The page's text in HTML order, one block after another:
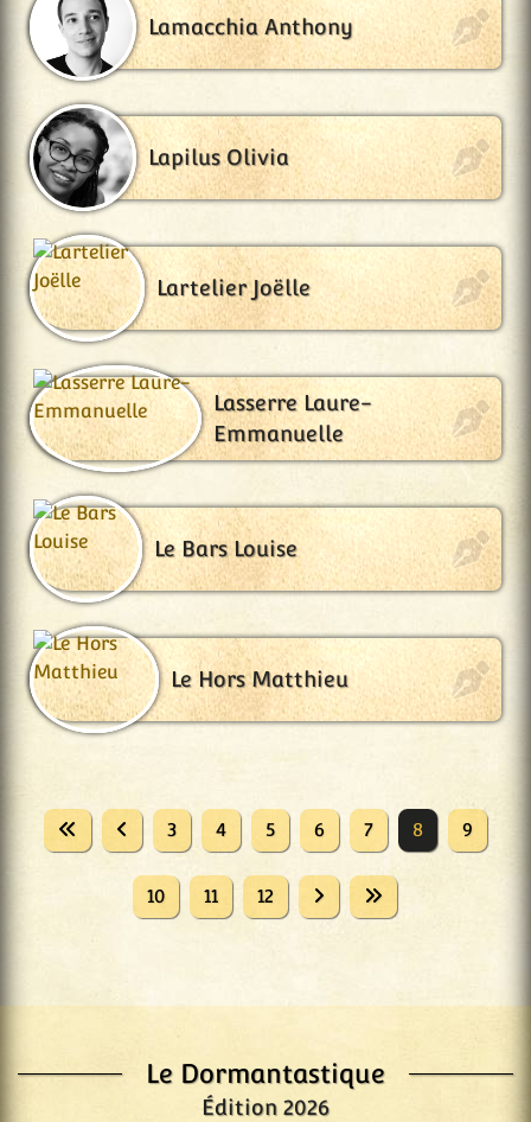
Le Dormantastique
Édition 2026
Lamacchia Anthony
Lapilus Olivia
Lartelier Joëlle
Lasserre Laure-
Emmanuelle
Le Bars Louise
Le Hors Matthieu
3 4 5 6 7 8 9
10 11 12